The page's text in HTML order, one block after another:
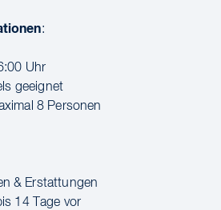
:
Uhr
geeignet
8 Personen
& Erstattungen
14 Tage vor